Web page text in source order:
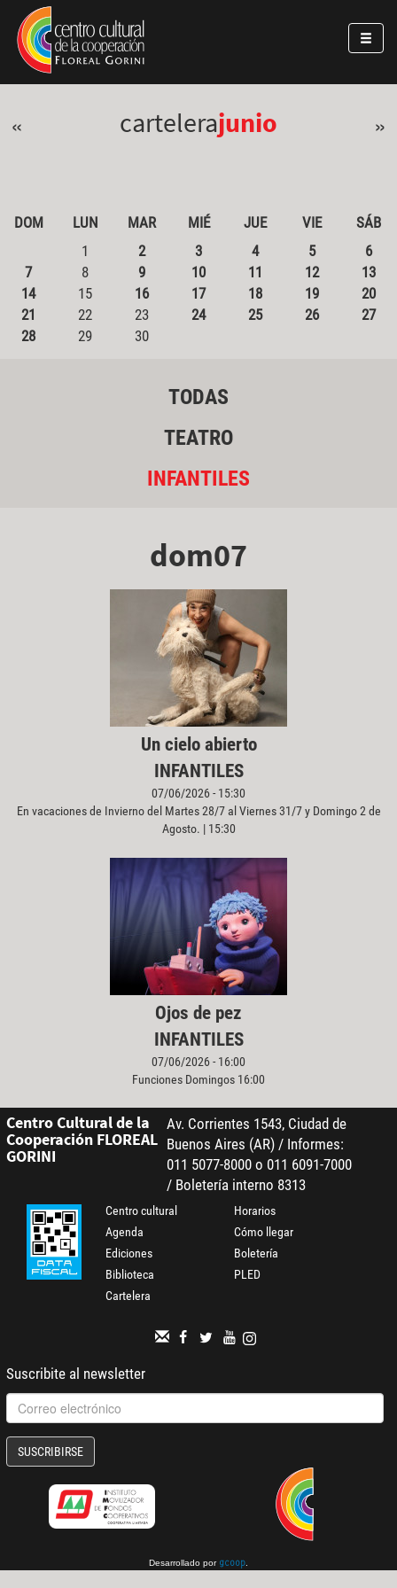
Pasar al contenido principal
Jump to main content
« cartelerajunio »
DOM LUN MAR MIÉ JUE VIE
SÁB
1
2 3 4 5
6
7
8 9 10 11 12
13
14
15 16 17 18 19
20
21
22 23 24 25 26
27
28
29 30
TODAS
TEATRO
INFANTILES
dom07
Un cielo abierto
INFANTILES
07/06/2026 - 15:30
En vacaciones de Invierno del Martes 28/7 al Viernes 31/7 y Domingo 2 de
Agosto. | 15:30
Ojos de pez
INFANTILES
07/06/2026 - 16:00
Funciones Domingos 16:00
Centro Cultural de la
Cooperación FLOREAL
GORINI
Av. Corrientes 1543, Ciudad de
Buenos Aires (AR) / Informes:
011 5077-8000 o 011 6091-7000
/ Boletería interno 8313
Centro cultural
Agenda
Ediciones
Biblioteca
Cartelera
Horarios
Cómo llegar
Boletería
PLED
Suscribite al newsletter
SUSCRIBIRSE
Desarrollado por gcoop